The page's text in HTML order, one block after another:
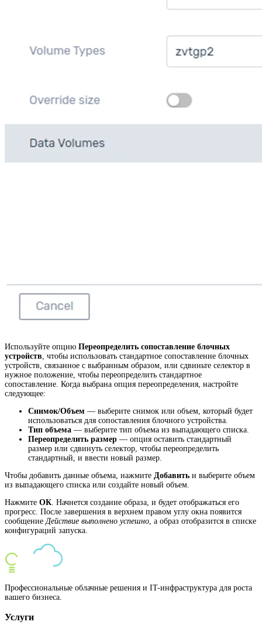
Используйте опцию Переопределить сопоставление блочных
устройств , чтобы использовать стандартное сопоставление блочных
устройств, связанное с выбранным образом, или сдвиньте селектор в
нужное положение, чтобы переопределить стандартное
сопоставление. Когда выбрана опция переопределения, настройте
следующее:
Снимок/Объем — выберите снимок или объем, который будет
использоваться для сопоставления блочного устройства.
Тип объема — выберите тип объема из выпадающего списка.
Переопределить размер — опция оставить стандартный
размер или сдвинуть селектор, чтобы переопределить
стандартный, и ввести новый размер.
Чтобы добавить данные объема, нажмите Добавить и выберите объем
из выпадающего списка или создайте новый объем.
Нажмите ОК . Начнется создание образа, и будет отображаться его
прогресс. После завершения в верхнем правом углу окна появится
сообщение Действие выполнено успешно , а образ отобразится в списке
конфигураций запуска.
Профессиональные облачные решения и IT-инфраструктура для роста
вашего бизнеса.
Услуги